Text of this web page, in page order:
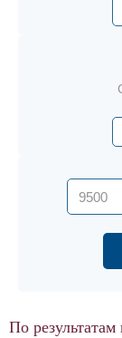
По